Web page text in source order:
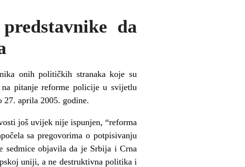
da
onih političkih stranaka koje su
na pitanje reforme policije u svijetlu
aprila 2005. godine.
još uvijek nije ispunjen, “reforma
sa pregovorima o potpisivanju
sedmice objavila da je Srbija i Crna
uniji, a ne destruktivna politika i